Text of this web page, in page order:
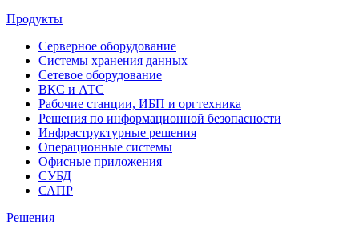
Продукты
Серверное оборудование
Системы хранения данных
Сетевое оборудование
ВКС и АТС
Рабочие станции, ИБП и оргтехника
Решения по информационной безопасности
Инфраструктурные решения
Операционные системы
Офисные приложения
СУБД
САПР
Решения